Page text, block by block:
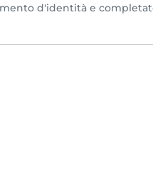
d'identità e